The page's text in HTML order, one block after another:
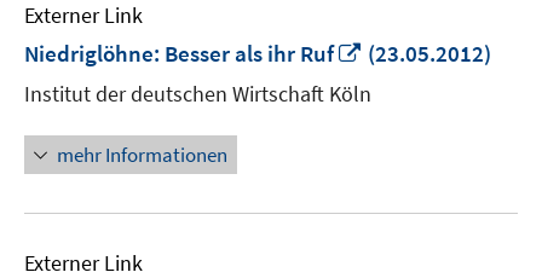
Externer Link
Niedriglöhne: Besser als ihr Ruf
In
Fenster
(23.05.2012)
Institut der deutschen Wirtschaft Köln
mehr Informationen
Externer Link